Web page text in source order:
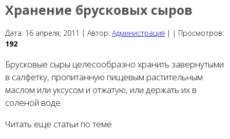
Хранение брусковых сыров
Дата: 16 апреля, 2011 | Автор: Администрация | | Просмотров:
192
Брусковые сыры целесообразно хранить завернутыми
в салфетку, пропитанную пищевым растительным
маслом или уксусом и отжатую, или держать их в
соленой воде.
Читать еще статьи по теме